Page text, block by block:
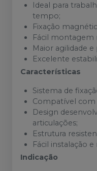
Ideal para
tempo;
Fixação
Fácil montagem
Maior agilidade
Excelente
Características
Sistema de
Compatível com
Design
articulações;
Estrutura
Fácil instalação
Indicação